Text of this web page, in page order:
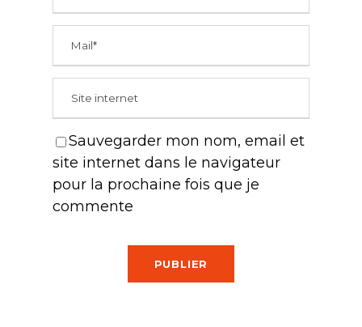
Sauvegarder mon nom, email et
site internet dans le navigateur
pour la prochaine fois que je
commente